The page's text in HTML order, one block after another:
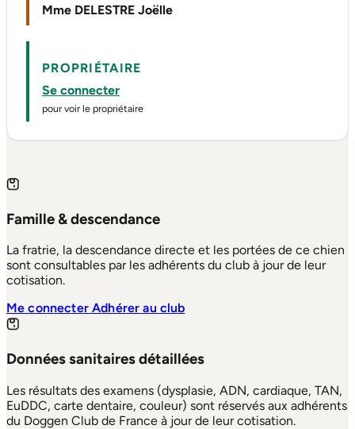
Mme DELESTRE Joëlle
PROPRIÉTAIRE
Se connecter
pour voir le propriétaire
Famille & descendance
La fratrie, la descendance directe et les portées de ce chien
sont consultables par les adhérents du club à jour de leur
cotisation.
Me connecterAdhérer au club
Données sanitaires détaillées
Les résultats des examens (dysplasie, ADN, cardiaque, TAN,
EuDDC, carte dentaire, couleur) sont réservés aux adhérents
du Doggen Club de France à jour de leur cotisation.